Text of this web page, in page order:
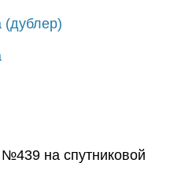
(дублер)
на спутниковой